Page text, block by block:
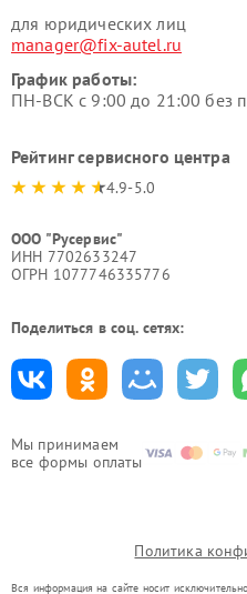
Мы принимаем
все формы оплаты
для юридических лиц
manager@fix-autel.ru
График работы:
ПН-ВСК с 9:00 до 21:00 без
Рейтинг сервисного центра
4.9-5.0
ООО "Русервис"
ИНН 7702633247
ОГРН 1077746335776
Поделиться в соц. сетях:
Политика
Вся информация на сайте носит